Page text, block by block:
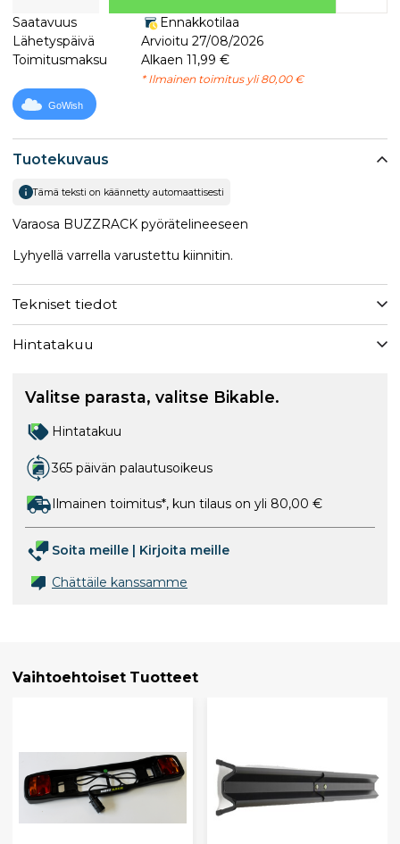
Tuotekuvaus
Tämä teksti on käännetty automaattisesti
Varaosa BUZZRACK pyörätelineeseen
Lyhyellä varrella varustettu kiinnitin.
Tekniset tiedot
Hintatakuu
Saatavuus
Ennakkotilaa
Lähetyspäivä
Arvioitu 27/08/2026
Toimitusmaksu
Alkaen 11,99 €
* Ilmainen toimitus yli 80,00 €
GoWish
Valitse parasta, valitse Bikable.
Hintatakuu
365 päivän palautusoikeus
Ilmainen toimitus*, kun tilaus on yli 80,00 €
Soita meille
Kirjoita meille
Chättäile kanssamme
Vaihtoehtoiset Tuotteet